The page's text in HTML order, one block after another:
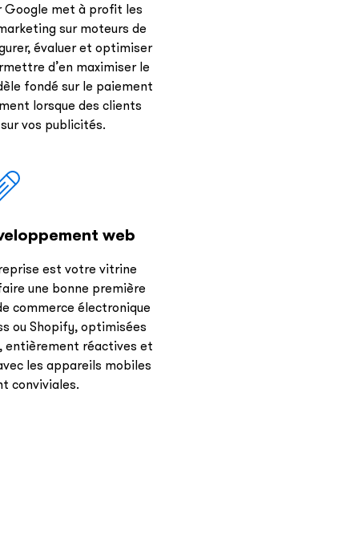
met à profit les
sur moteurs de
évaluer et optimiser
d’en maximiser le
fondé sur le paiement
lorsque des clients
vos publicités.
web
est votre vitrine
une bonne première
commerce électronique
ou Shopify, optimisées
entièrement réactives et
les appareils mobiles
conviviales.